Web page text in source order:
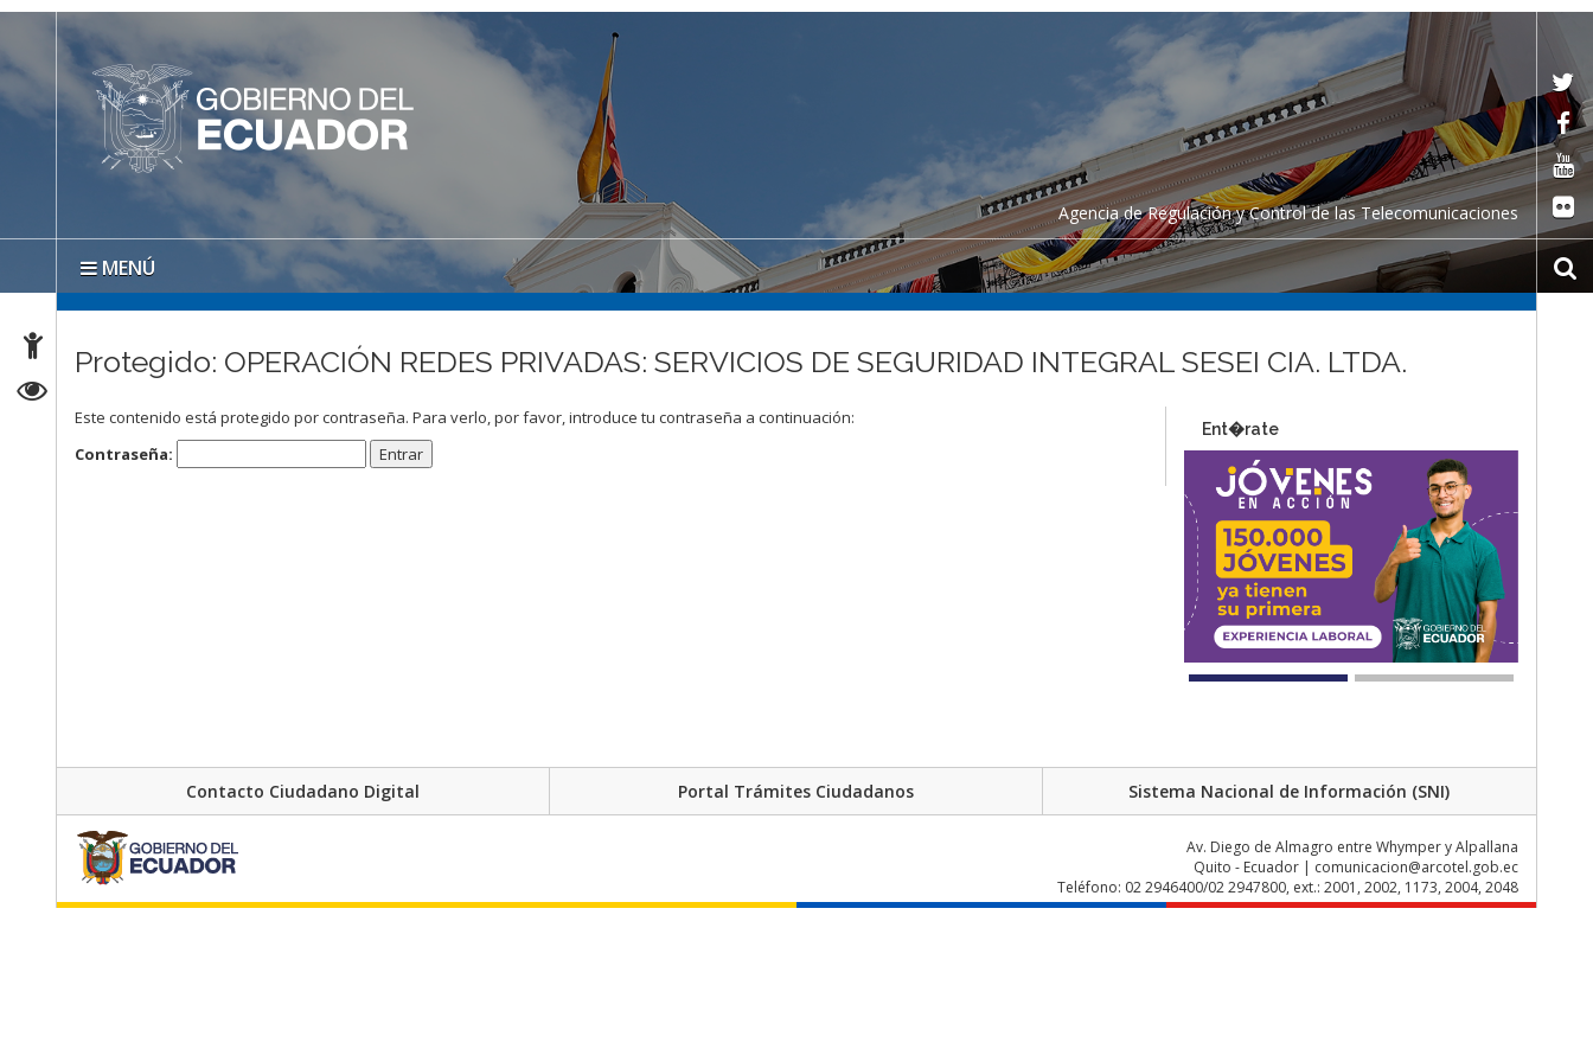
Agencia de Regulación y Control de las Telecomunicaciones
MENÚ
Protegido: OPERACIÓN REDES PRIVADAS: SERVICIOS DE SEGURIDAD INTEGRAL SESEI CIA. LTDA.
Este contenido está protegido por contraseña. Para verlo, por favor, introduce tu contraseña a continuación:
Contraseña:
Ent�rate
Contacto Ciudadano Digital Portal Trámites Ciudadanos Sistema Nacional de Información (SNI)
Av. Diego de Almagro entre Whymper y Alpallana
Quito - Ecuador | comunicacion@arcotel.gob.ec
Teléfono: 02 2946400/02 2947800, ext.: 2001, 2002, 1173, 2004, 2048